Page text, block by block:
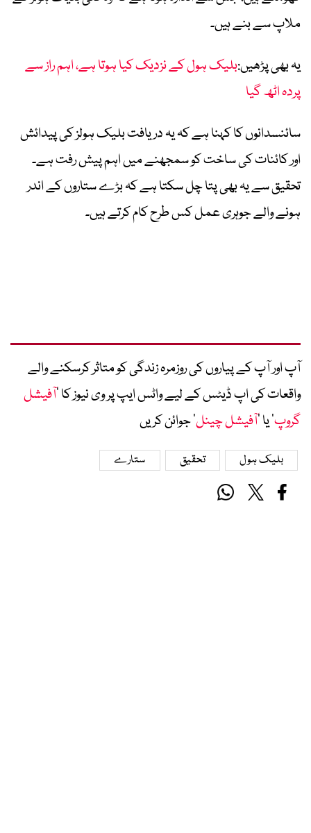
ملاپ سے بنے ہیں۔
یہ بھی پڑھیں:بلیک ہول کے نزدیک کیا ہوتا ہے، اہم راز سے
پردہ اٹھ گیا
سائنسدانوں کا کہنا ہے کہ یہ دریافت بلیک ہولز کی پیدائش
اور کائنات کی ساخت کو سمجھنے میں اہم پیش رفت ہے۔
تحقیق سے یہ بھی پتا چل سکتا ہے کہ بڑے ستاروں کے اندر
ہونے والے جوہری عمل کس طرح کام کرتے ہیں۔
آپ اور آپ کے پیاروں کی روزمرہ زندگی کو متاثر کرسکنے والے
واقعات کی اپ ڈیٹس کے لیے واٹس ایپ پر وی نیوز کا ’آفیشل
گروپ‘ یا ’آفیشل چینل‘ جوائن کریں
بلیک ہول تحقیق ستارے